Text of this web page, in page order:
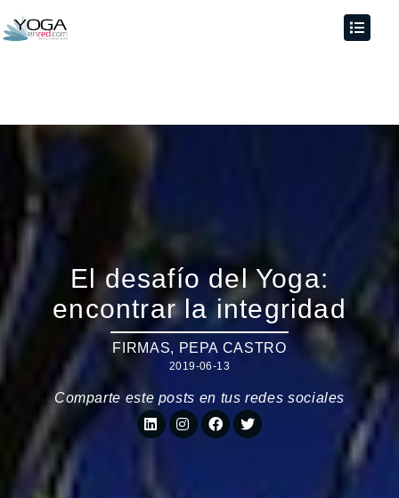
El desafío del Yoga:
encontrar la integridad
FIRMAS, PEPA CASTRO
2019-06-13
Comparte este posts en tus redes sociales